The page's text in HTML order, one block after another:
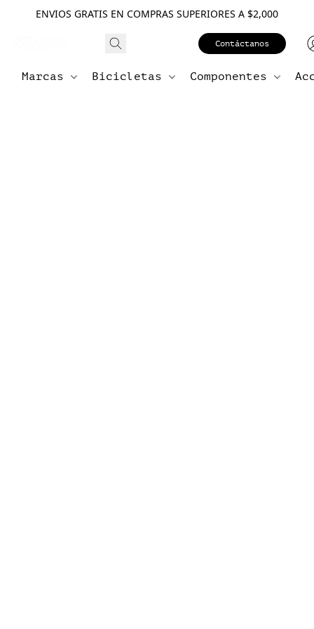
ENVIOS GRATIS EN COMPRAS SUPERIORES A $2,000
Contáctanos
Marcas Bicicletas Componentes